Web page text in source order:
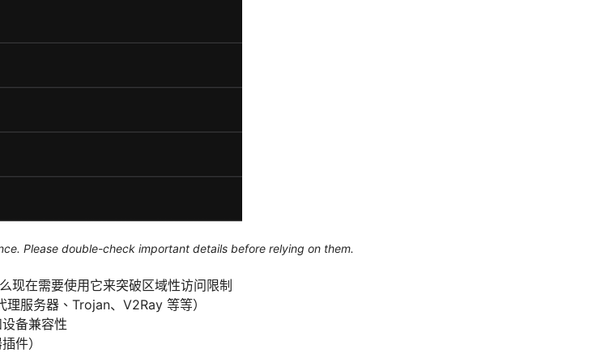
Please double-check important details before relying on them.
现在需要使用它来突破区域性访问限制
服务器、Trojan、V2Ray 等等）
备兼容性
件）